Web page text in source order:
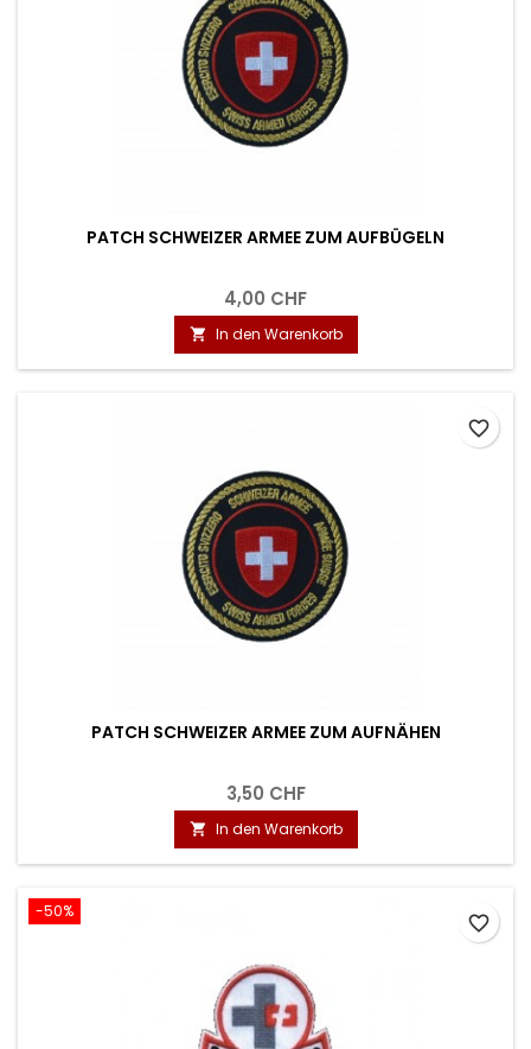
PATCH SCHWEIZER ARMEE ZUM AUFBÜGELN
4,00 CHF
 In den Warenkorb
PATCH SCHWEIZER ARMEE ZUM AUFNÄHEN
3,50 CHF
 In den Warenkorb
favorite_border
-50%
favorite_border